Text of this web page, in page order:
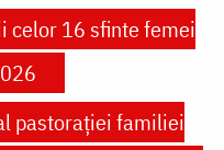
celor 16 sfinte femei
pastorației familiei